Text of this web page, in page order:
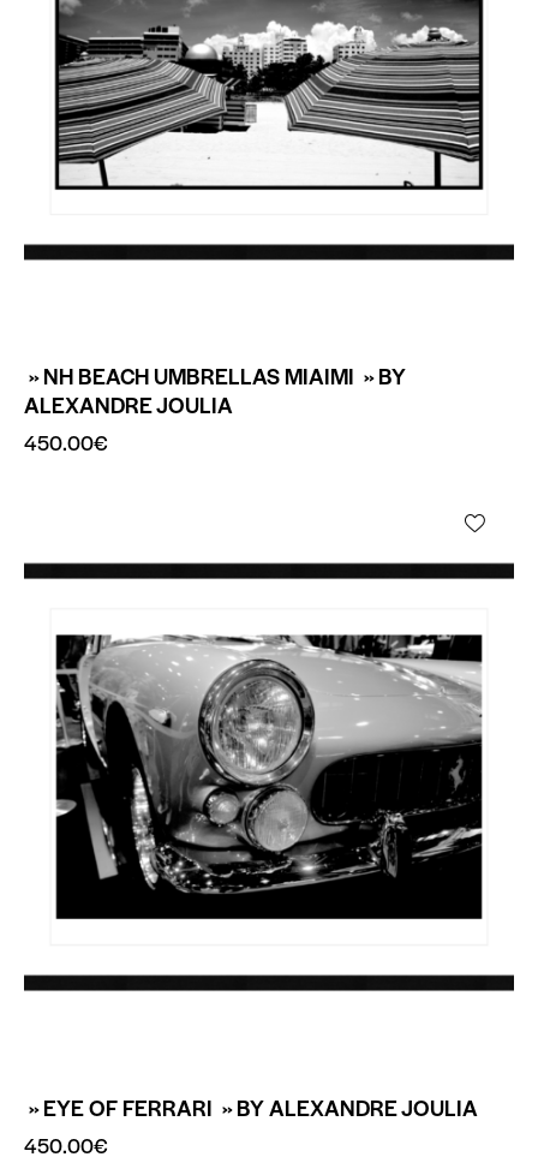
» NH BEACH UMBRELLAS MIAIMI » BY
ALEXANDRE JOULIA
450.00€
» EYE OF FERRARI » BY ALEXANDRE JOULIA
450.00€